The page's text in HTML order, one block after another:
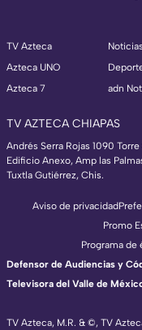
TV Azteca
Azteca UNO
Azteca 7
Noticias
adn
TV AZTECA CHIAPAS
Andrés Serra Rojas 1090
Edificio Anexo, Amp las
Tuxtla Gutiérrez, Chis.
TV Azteca, M.R. & ©, TV
Aviso de privacidad
Promo
Programa
Defensor de Audiencias y
Televisora del Valle de